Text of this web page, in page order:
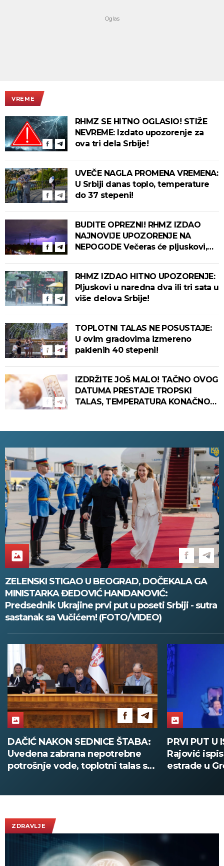
VREME
RHMZ SE HITNO OGLASIO! STIŽE
NEVREME: Izdato upozorenje za
ova tri dela Srbije!
UVEČE NAGLA PROMENA VREMENA:
U Srbiji danas toplo, temperature
do 37 stepeni!
BUDITE OPREZNI! RHMZ IZDAO
NAJNOVIJE UPOZORENJE NA
NEPOGODE Večeras će pljuskovi,
RHMZ IZDAO HITNO UPOZORENJE:
Pljuskovi u naredna dva ili tri sata u
više delova Srbije!
TOPLOTNI TALAS NE POSUSTAJE:
U ovim gradovima izmereno
paklenih 40 stepeni!
IZDRŽITE JOŠ MALO! TAČNO OVOG
DATUMA PRESTAJE TROPSKI
TALAS, TEMPERATURA KONAČNO
ZELENSKI STIGAO U BEOGRAD, DOČEKALA GA
MINISTARKA ĐEDOVIĆ HANDANOVIĆ:
Predsednik Ukrajine prvi put u poseti Srbiji - sutra
sastanak sa Vučićem! (FOTO/VIDEO)
PRVI PUT U ISTORIJI! Boban
Rajović ispisao novu stranicu
estrade u Grčkoj, a usred
UČENICI SE
KLUPA DOK
Jezivi
ZDRAVLJE